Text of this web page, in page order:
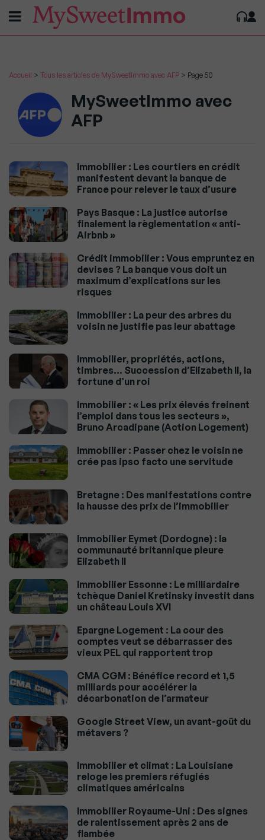
Accueil > Tous les articles de MySweetImmo avec AFP > Page 50
MySweetImmo avec
AFP
Immobilier : Les courtiers en crédit
manifestent devant la banque de
France pour relever le taux d’usure
Pays Basque : La justice autorise
finalement la règlementation « anti-
Airbnb »
Crédit immobilier : Vous empruntez en
devises ? La banque vous doit un
maximum d’explications sur les
risques
Immobilier : La peur des arbres du
voisin ne justifie pas leur abattage
Immobilier, propriétés, actions,
timbres… Succession d’Elizabeth II, la
fortune d’un roi
Immobilier : « Les prix élevés freinent
l’emploi dans tous les secteurs »,
Bruno Arcadipane (Action Logement)
Immobilier : Passer chez le voisin ne
crée pas ipso facto une servitude
Bretagne : Des manifestations contre
la hausse des prix de l’immobilier
Immobilier Eymet (Dordogne) : la
communauté britannique pleure
Elizabeth II
Immobilier Essonne : Le milliardaire
tchèque Daniel Kretinsky investit dans
un château Louis XVI
Epargne Logement : La cour des
comptes veut se débarrasser des
vieux PEL qui rapportent trop
CMA CGM : Bénéfice record et 1,5
milliards pour accélérer la
décarbonation de l’armateur
Google Street View, un avant-goût du
métavers ?
Immobilier et climat : La Louisiane
reloge les premiers réfugiés
climatiques américains
Immobilier Royaume-Uni : Des signes
de ralentissement après 2 ans de
flambée